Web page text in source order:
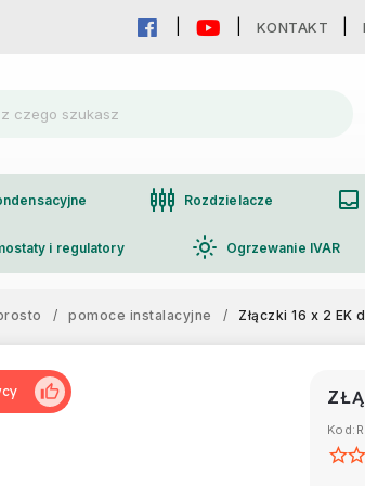
KONTAKT
settings_input_component Rozdzielacze inbox
i regulatory light_mode Ogrzewanie IVAR
/ pomoce instalacyjne / Złączki 16 x 2 EK
Kod: